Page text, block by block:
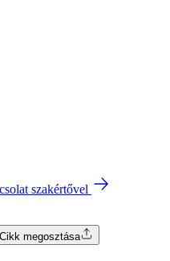
szakértővel
Cikk megosztása